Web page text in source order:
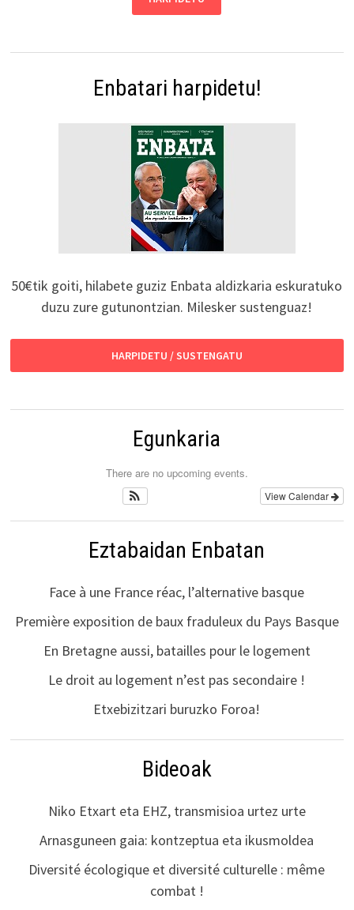
Enbatari harpidetu!
50€tik goiti, hilabete guziz Enbata aldizkaria eskuratuko
duzu zure gutunontzian. Milesker sustenguaz!
HARPIDETU / SUSTENGATU
Egunkaria
There are no upcoming events.
View Calendar
Eztabaidan Enbatan
Face à une France réac, l’alternative basque
Première exposition de baux fraduleux du Pays Basque
En Bretagne aussi, batailles pour le logement
Le droit au logement n’est pas secondaire !
Etxebizitzari buruzko Foroa!
Bideoak
Niko Etxart eta EHZ, transmisioa urtez urte
Arnasguneen gaia: kontzeptua eta ikusmoldea
Diversité écologique et diversité culturelle : même
combat !